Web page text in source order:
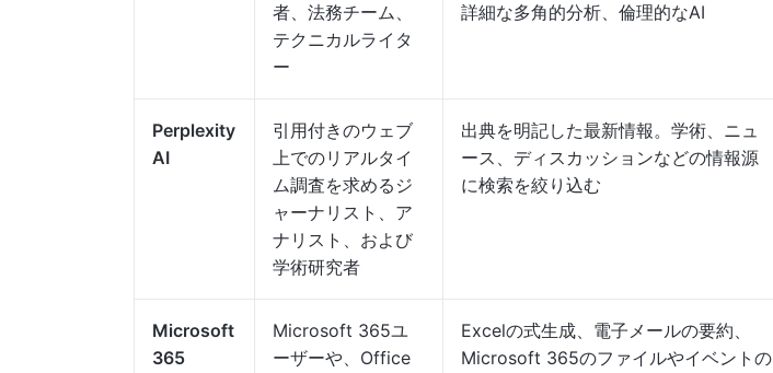
者、法務チーム、
テクニカルライタ
ー
詳細な多角的分析、倫理的なAI
Perplexity
AI
引用付きのウェブ
上でのリアルタイ
ム調査を求めるジ
ャーナリスト、ア
ナリスト、および
学術研究者
出典を明記した最新情報。学術、ニュ
ース、ディスカッションなどの情報源
に検索を絞り込む
Microsoft
365
Microsoft 365ユ
ーザーや、Office
Excelの式生成、電子メールの要約、
Microsoft 365のファイルやイベントの